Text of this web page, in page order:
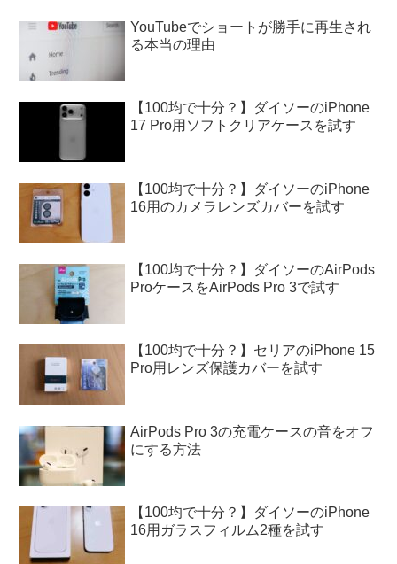
YouTubeでショートが勝手に再生され
る本当の理由
【100均で十分？】ダイソーのiPhone
17 Pro用ソフトクリアケースを試す
【100均で十分？】ダイソーのiPhone
16用のカメラレンズカバーを試す
【100均で十分？】ダイソーのAirPods
ProケースをAirPods Pro 3で試す
【100均で十分？】セリアのiPhone 15
Pro用レンズ保護カバーを試す
AirPods Pro 3の充電ケースの音をオフ
にする方法
【100均で十分？】ダイソーのiPhone
16用ガラスフィルム2種を試す